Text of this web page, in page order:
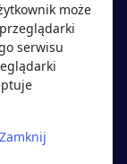
może
serwisu
Zamknij